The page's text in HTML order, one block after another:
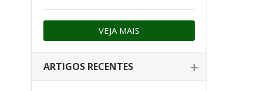
VEJA MAIS
ARTIGOS RECENTES